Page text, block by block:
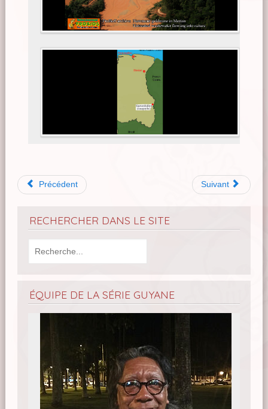
Précédent Suivant
RECHERCHER DANS LE SITE
ÉQUIPE DE LA SÉRIE GUYANE